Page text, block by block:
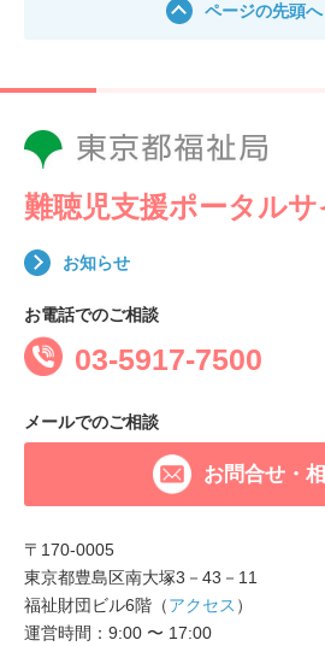
ページの先頭
難聴児支援ポータルサ
お知らせ
お電話でのご相談
03-5917-7500
メールでのご相談
お問合せ・
〒170-0005
東京都豊島区南大塚3－43－11
福祉財団ビル6階（アクセス ）
運営時間：9:00 〜 17:00